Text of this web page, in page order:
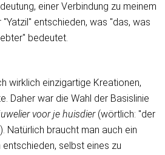
einer Verbindung zu meinem
entschieden, was "das, was
bedeutet.
wirklich einzigartige Kreationen,
Daher war die Wahl der Basislinie
voor je huisdier(wörtlich: "der
Natürlich braucht man auch ein
selbst eines zu